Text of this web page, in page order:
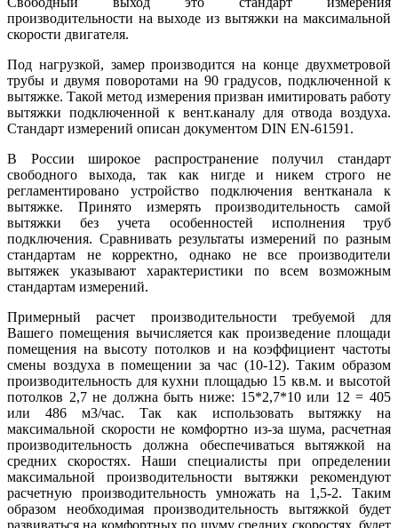
производительности на выходе из вытяжки на максимальной
скорости двигателя.
Под нагрузкой, замер производится на конце двухметровой
трубы и двумя поворотами на 90 градусов, подключенной к
вытяжке. Такой метод измерения призван имитировать работу
вытяжки подключенной к вент.каналу для отвода воздуха.
Стандарт измерений описан документом DIN EN-61591.
В России широкое распространение получил стандарт
свободного выхода, так как нигде и никем строго не
регламентировано устройство подключения вентканала к
вытяжке. Принято измерять производительность самой
вытяжки без учета особенностей исполнения труб
подключения. Сравнивать результаты измерений по разным
стандартам не корректно, однако не все производители
вытяжек указывают характеристики по всем возможным
стандартам измерений.
Примерный расчет производительности требуемой для
Вашего помещения вычисляется как произведение площади
помещения на высоту потолков и на коэффициент частоты
смены воздуха в помещении за час (10-12). Таким образом
производительность для кухни площадью 15 кв.м. и высотой
потолков 2,7 не должна быть ниже: 15*2,7*10 или 12 = 405
или 486 м3/час. Так как использовать вытяжку на
максимальной скорости не комфортно из-за шума, расчетная
производительность должна обеспечиваться вытяжкой на
средних скоростях. Наши специалисты при определении
максимальной производительности вытяжки рекомендуют
расчетную производительность умножать на 1,5-2. Таким
образом необходимая производительность вытяжкой будет
развиваться на комфортных по шуму средних скоростях, будет